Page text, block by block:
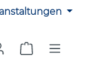
0 Produkte auf
Warenkorb